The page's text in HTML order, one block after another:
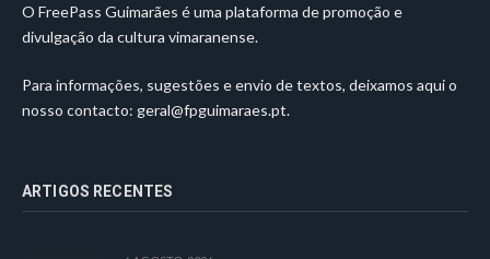
O FreePass Guimarães é uma plataforma de promoção e
divulgação da cultura vimaranense.
Para informações, sugestões e envio de textos, deixamos aqui o
nosso contacto: geral@fpguimaraes.pt.
ARTIGOS RECENTES